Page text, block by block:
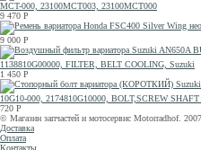
MCT-000, 23100MCT003, 23100MCT000
9 470 Р
9 000 Р
1138810G00000, FILTER, BELT COOLING, Suzuki
1 450 Р
10G10-000, 2174810G10000, ВОLТ,SСRЕW
720 Р
© Магазин запчастей и мотосервис Motorradhof.
Доставка
Оплата
Контакты